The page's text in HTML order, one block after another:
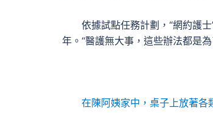
依據試點任務計劃，“網約護
年。“醫護無大事，這些辦法都是
在陳阿姨家中，桌子上放著各